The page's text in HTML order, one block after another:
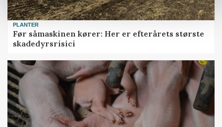
PLANTER
Før såmaskinen kører: Her er efterårets største
skadedyrsrisici